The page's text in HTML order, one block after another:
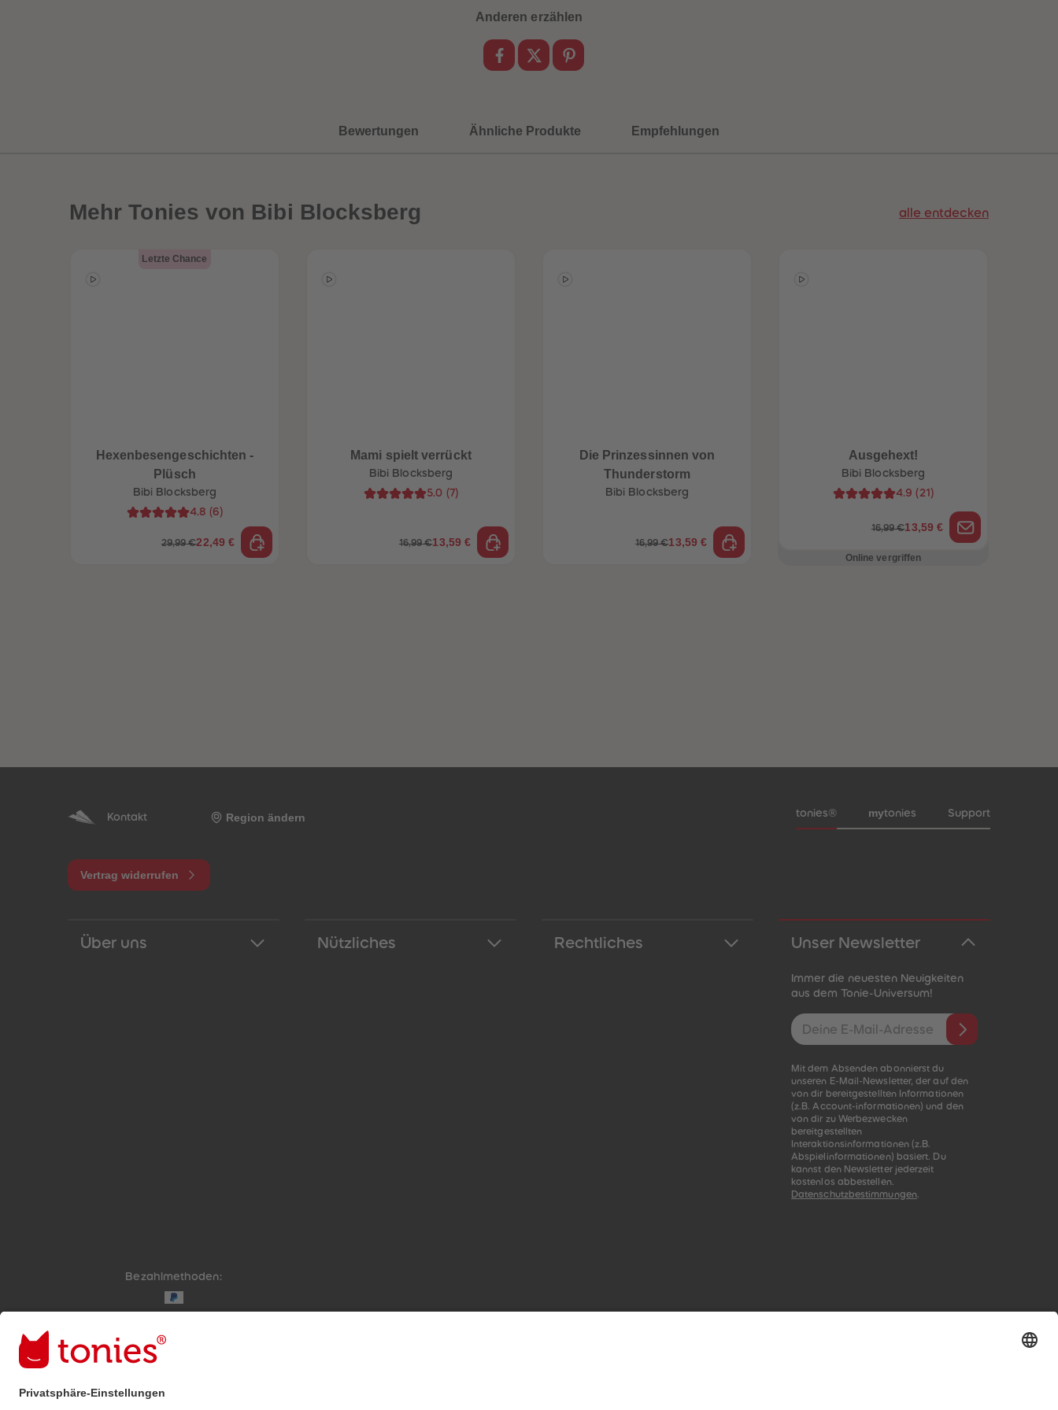
Anderen erzählen
Bewertungen Ähnliche Produkte Empfehlungen
Mehr Tonies von Bibi Blocksberg alle entdecken
Letzte Chance
Hexenbesengeschichten -
Plüsch
Bibi Blocksberg
4.8 (6)
29,99 €22,49 €
Mami spielt verrückt
Bibi Blocksberg
5.0 (7)
16,99 €13,59 €
Die Prinzessinnen von
Thunderstorm
Bibi Blocksberg
16,99 €13,59 €
Ausgehext!
Bibi Blocksberg
4.9 ( 21 )
16,99 €13,59 €
Online vergriffen
Kontakt Region ändern Meta-Navigation Footer
tonies® mytonies Support
Vertrag widerrufen
Über uns Nützliches Rechtliches Unser Newsletter
Immer die neuesten Neuigkeiten
aus dem Tonie-Universum!
E-Mail-Addresse
Mit dem Absenden abonnierst du
unseren E-Mail-Newsletter, der auf den
von dir bereitgestellten Informationen
(z.B. Account-informationen) und den
von dir zu Werbezwecken
bereitgestellten
Interaktionsinformationen (z.B.
Abspielinformationen) basiert. Du
kannst den Newsletter jederzeit
kostenlos abbestellen.
Datenschutzbestimmungen.
Bezahlmethoden:
© 2026 tonies GmbH